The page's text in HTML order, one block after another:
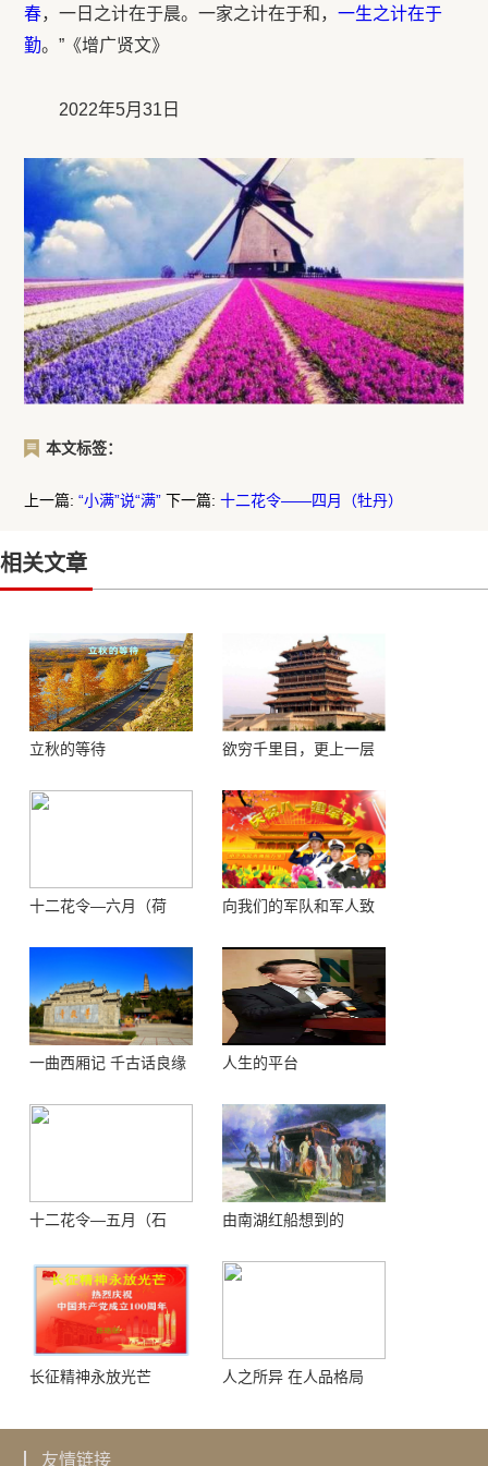
春，一日之计在于晨。一家之计在于和，一生之计在于
勤。”《增广贤文》
2022年5月31日
本文标签：
上一篇:“小满”说“满” 下一篇:十二花令——四月（牡丹）
相关文章
立秋的等待
欲穷千里目，更上一层
十二花令—六月（荷
向我们的军队和军人致
一曲西厢记 千古话良缘 人生的平台
十二花令—五月（石
由南湖红船想到的
长征精神永放光芒 人之所异 在人品格局
友情链接